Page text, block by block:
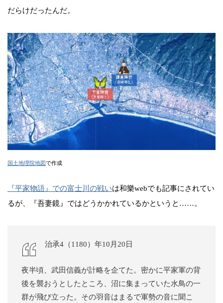
だらけだったんだ。
国土地理院地図で作成
『平家物語』での富士川の戦いは和樂webでも記事にされてい
るが、『吾妻鏡』ではどうかかれているかというと……。
治承4（1180）年10月20日
夜半頃、武田信義が計略を企てた。密かに平家軍の背
後を襲おうとしたところ、沼に集まっていた水鳥の一
群が飛び立った。その羽音はまるで軍勢の音に聞こ